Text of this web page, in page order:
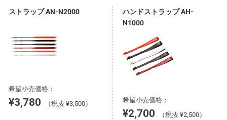
ストラップ AN-N2000
希望小売価格：
¥3,780 （税抜 ¥3,500）
ハンドストラップ AH-
N1000
希望小売価格：
¥2,700 （税抜 ¥2,500）